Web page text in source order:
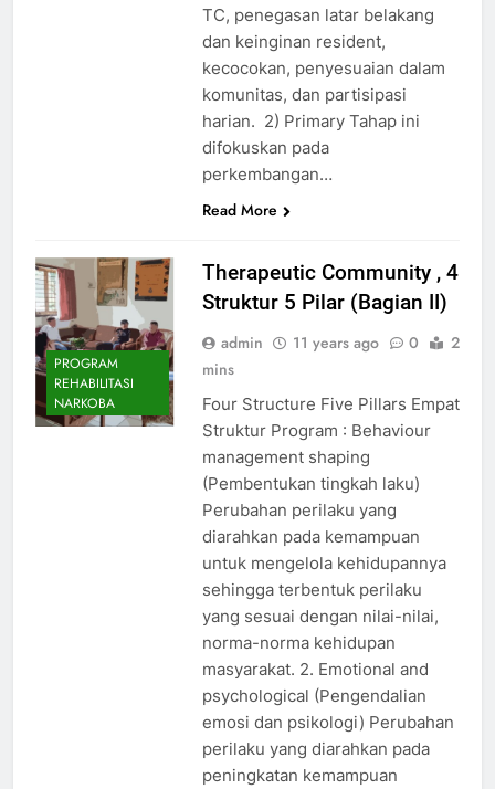
TC, penegasan latar belakang
dan keinginan resident,
kecocokan, penyesuaian dalam
komunitas, dan partisipasi
harian. 2) Primary Tahap ini
difokuskan pada
perkembangan…
Read More
PROGRAM
REHABILITASI
NARKOBA
Therapeutic Community , 4
Struktur 5 Pilar (Bagian II)
admin 11 years ago 0
2
mins
Four Structure Five Pillars Empat
Struktur Program : Behaviour
management shaping
(Pembentukan tingkah laku)
Perubahan perilaku yang
diarahkan pada kemampuan
untuk mengelola kehidupannya
sehingga terbentuk perilaku
yang sesuai dengan nilai-nilai,
norma-norma kehidupan
masyarakat. 2. Emotional and
psychological (Pengendalian
emosi dan psikologi) Perubahan
perilaku yang diarahkan pada
peningkatan kemampuan